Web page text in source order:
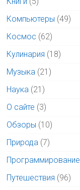
Компьютеры (49)
Космос (62)
Кулинария (18)
Музыка (21)
Наука (21)
О сайте (3)
Обзоры (10)
Природа (7)
Программирование
Путешествия (96)